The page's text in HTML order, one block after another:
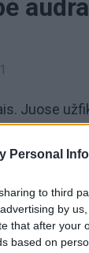
Personal
to third
by
that after your
based on
Juose
reiškinys
pusėje,
pabaiga